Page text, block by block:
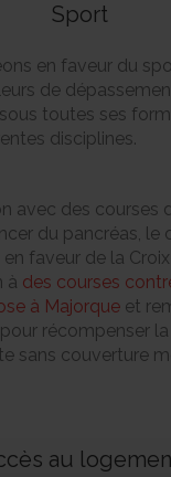
Sport
en faveur du
de
toutes ses
disciplines.
avec des courses
du pancréas, le
en faveur de la
à des courses
à Majorque et
récompenser
sans couverture
au